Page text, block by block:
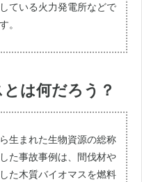
ている火力発電所などで
。
は何だろう？
生まれた生物資源の総称
た事故事例は、間伐材や
た木質バイオマスを燃料